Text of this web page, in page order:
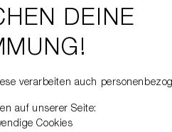
DEINE
verarbeiten auch
auf unserer Seite:
Cookies